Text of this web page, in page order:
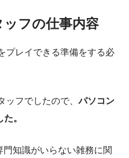
フの仕事内容
プレイできる準備をする必
フでしたので、 パソコン
。
知識がいらない雑務に関